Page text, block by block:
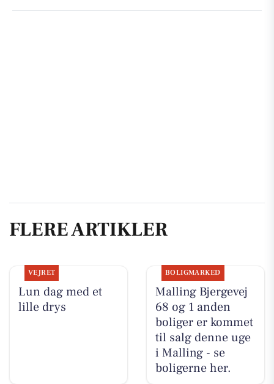
FLERE ARTIKLER
VEJRET
Lun dag med et
lille drys
BOLIGMARKED
Malling Bjergevej
68 og 1 anden
boliger er kommet
til salg denne uge
i Malling - se
boligerne her.